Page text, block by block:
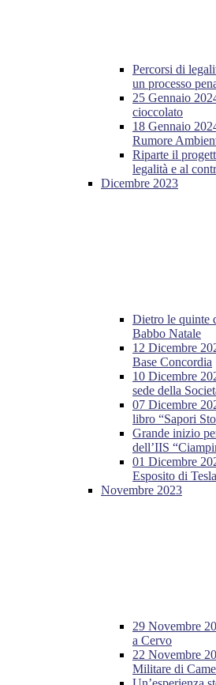
Percorsi di
un processo
25 Gennaio
cioccolato
18 Gennaio
Rumore
Riparte il
legalità e al
Dicembre 2023
Dietro le quinte
Babbo Natale
12 Dicembre
Base Concordia
10 Dicembre
sede della
07 Dicembre
libro “Sapori
Grande inizio
dell’IIS
01 Dicembre
Esposito di Tesla
Novembre 2023
29 Novembre
a Cervo
22 Novembre
Militare di